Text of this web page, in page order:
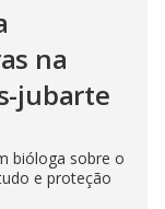
na
jubarte
bióloga sobre o
e proteção